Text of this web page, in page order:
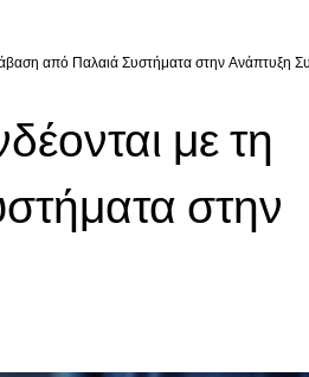
από Παλαιά Συστήματα στην Ανάπτυξη
με τη
στην